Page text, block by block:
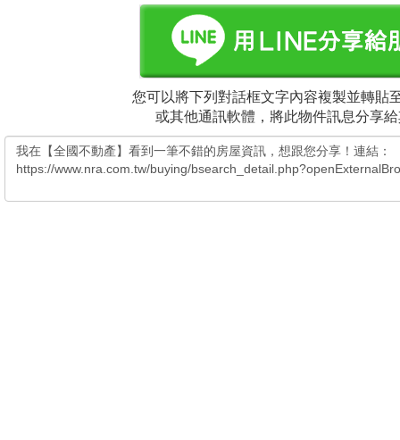
您可以將下列對話框文字內容複製並轉貼
或其他通訊軟體，將此物件訊息分享